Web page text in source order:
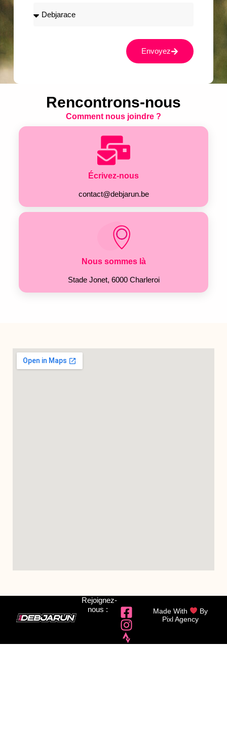
Envoyez
Rencontrons-nous
Comment nous joindre ?
Écrivez-nous
contact@debjarun.be
Nous sommes là
Stade Jonet, 6000 Charleroi
Rejoignez-
nous :
Made With
By
Pixl Agency